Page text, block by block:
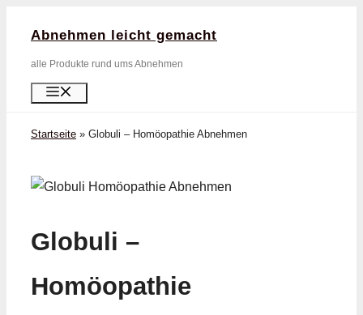
Inhalt
springen
Abnehmen leicht gemacht
alle Produkte rund ums Abnehmen
Startseite » Globuli – Homöopathie Abnehmen
Globuli –
Homöopathie